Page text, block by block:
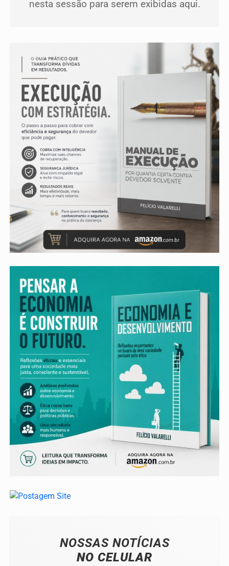
nesta sessão para serem exibidas aqui.
NOSSAS NOTÍCIAS
NO CELULAR